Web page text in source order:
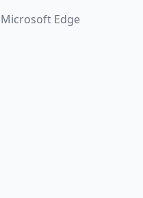
Microsoft Edge